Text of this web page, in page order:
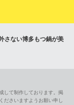
さない博多もつ鍋が美
して制作しております。掲
さいますようお願い申し